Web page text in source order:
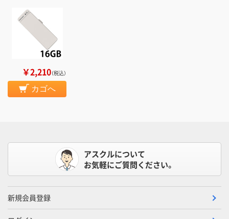
￥2,210（税込）
カゴへ
アスクルについて
お気軽にご質問ください。
新規会員登録